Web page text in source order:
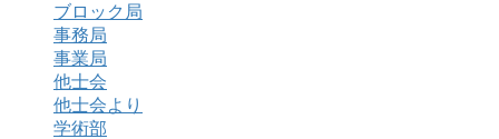
ブロック局
事務局
事業局
他士会
他士会より
学術部